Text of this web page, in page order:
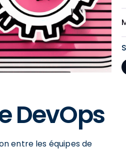
DevOps
entre les équipes de